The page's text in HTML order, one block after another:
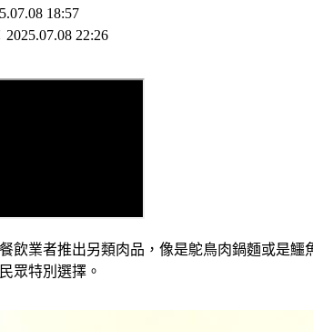
18:57
2025.07.08 22:26
飲業者推出另類肉品，像是鴕鳥肉鍋麵或是
眾特別選擇。